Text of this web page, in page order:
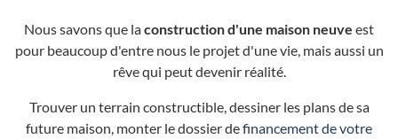
Nous savons que laconstruction d'une maison neuve est
pour beaucoup d'entre nous le projet d'une vie, mais aussi un
rêve qui peut devenir réalité.
Trouver un terrain constructible, dessiner les plans de sa
future maison, monter le dossier definancement de votre